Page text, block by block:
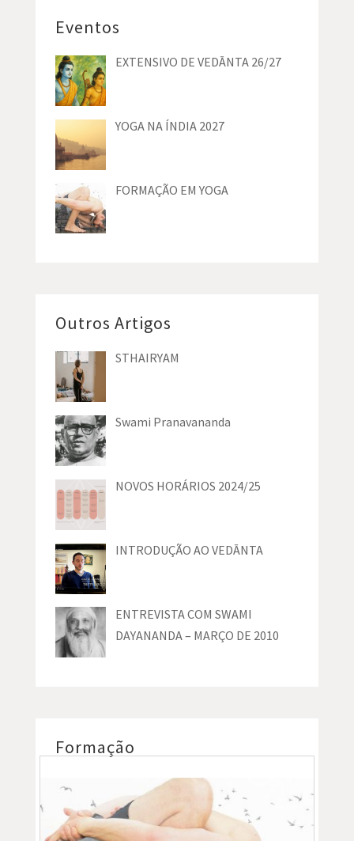
Eventos
EXTENSIVO DE VEDĀNTA 26/27
YOGA NA ÍNDIA 2027
FORMAÇÃO EM YOGA
Outros Artigos
STHAIRYAM
Swami Pranavananda
NOVOS HORÁRIOS 2024/25
INTRODUÇÃO AO VEDĀNTA
ENTREVISTA COM SWAMI
DAYANANDA – MARÇO DE 2010
Formação